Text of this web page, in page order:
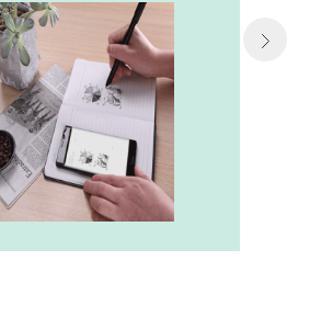
組在保持小型化的同時，
物距範圍，使其能在離紙
置仍精確讀取碼點，同時
率SoC，能確保書寫筆跡
模組能有
開發週期，並確保在小型
持高精度與穩定度，讓產
自然的方式，將紙本與數
連結。